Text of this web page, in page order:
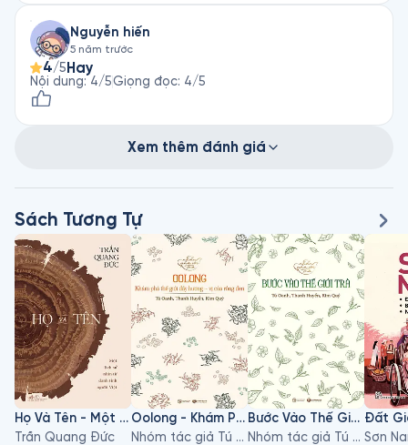
Nguyễn hiến
5 năm trước
4/5 Hay
Nội dung: 4/5Giọng đọc: 4/5
Xem thêm đánh giá
Sách Tương Tự
Họ Và Tên - Một Lịch Sử Nhìn Từ Danh Tính Người Việt
Trần Quang Đức
Oolong - Khám Phá Thế Giới Đầy Hương, Vị Của Rồng Đen
Nhóm tác giả Tú Oanh, Thanh Huyền, Kim Quý
Bước Vào Thế Giới Trà
Nhóm tác giả Tú Oanh, Thanh Huyền, Kim Quý Sơn